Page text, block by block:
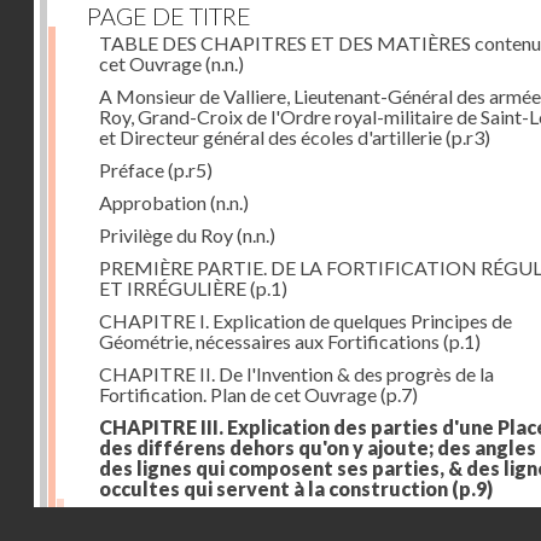
PAGE DE TITRE
TABLE DES CHAPITRES ET DES MATIÈRES
cet Ouvrage(n.n.)
A Monsieur de Valliere, Lieutenant-Général des
Roy, Grand-Croix de l'Ordre royal-militaire de Saint-
et Directeur général des écoles d'artillerie(p.r3)
Préface(p.r5)
Approbation(n.n.)
Privilège du Roy(n.n.)
PREMIÈRE PARTIE. DE LA FORTIFICATION
ET IRRÉGULIÈRE(p.1)
CHAPITRE I. Explication de quelques Principes de
Géométrie, nécessaires aux Fortifications (p.1)
CHAPITRE II. De l'Invention & des progrès de la
Fortification. Plan de cet Ouvrage(p.7)
CHAPITRE III. Explication des parties d'une
des différens dehors qu'on y ajoute; des angles
des lignes qui composent ses parties, & des
occultes qui servent à la construction (p.9)
Des lignes & des angles qui composent les parties